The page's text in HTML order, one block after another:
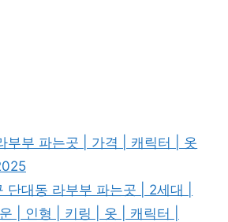
부부 파는곳 | 가격 | 캐릭터 | 옷
단대동 라부부 파는곳 | 2세대 |
| 인형 | 키링 | 옷 | 캐릭터 |